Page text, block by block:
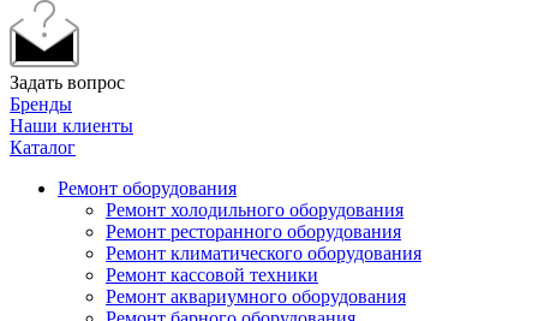
Задать вопрос
Бренды
Наши клиенты
Каталог
Ремонт оборудования
Ремонт холодильного оборудования
Ремонт ресторанного оборудования
Ремонт климатического оборудования
Ремонт кассовой техники
Ремонт аквариумного оборудования